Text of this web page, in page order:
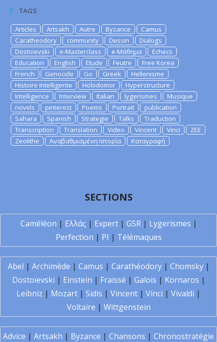
TAGS
Articles Artsakh Autre Byzance
Camus
Caratheodory
community Dessin
Dialogs
Dostoievski
e-Masterclass e-Μάθημα
Echecs
Education
English Etude Feutre
Free Korea
French
Genocide Go Greek
Hellenisme
Histoire Intelligente
Holodomor
Hyperstructure
Intelligence
Interview Italian lygerismes
Musique
novels
pinterest Poems Portrait
publication
Sahara
Spanish Strategie Talks
Traduction
Transcription
Translation Video Vincent Vinci
ZEE
Zeolithe
Αναβαθμισμένη Ιστορία Καταγραφή
SECTIONS
Caméléon | Ελλάς | Expert| GSR| Lygerismes |
Perfection | PI | Télémaques
Abel | Archimède | Camus | Carathéodory| Chomsky|
Dostoïevski | Einstein | Fraïssé | Galois | Kornaros |
Leibniz | Mozart | Sidis | Vincent | Vinci | Vivaldi |
Voltaire | Wittgenstein
Advice | Artsakh | Byzance | Chansons | Chronostratégie